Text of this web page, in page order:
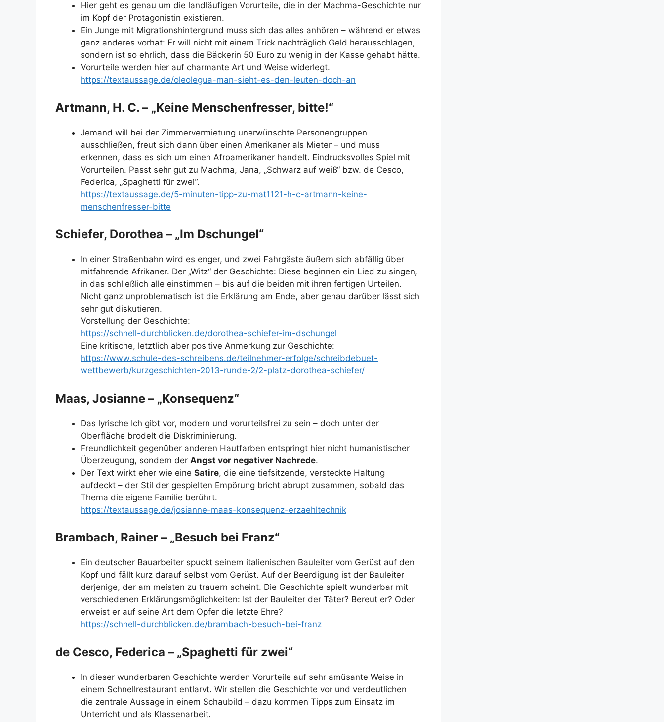
Hier geht es genau um die landläufigen Vorurteile, die in der Machma-Geschichte nur
im Kopf der Protagonistin existieren.
Ein Junge mit Migrationshintergrund muss sich das alles anhören – während er etwas
ganz anderes vorhat: Er will nicht mit einem Trick nachträglich Geld herausschlagen,
sondern ist so ehrlich, dass die Bäckerin 50 Euro zu wenig in der Kasse gehabt hätte.
Vorurteile werden hier auf charmante Art und Weise widerlegt.
https://textaussage.de/oleolegua-man-sieht-es-den-leuten-doch-an
Artmann, H. C. – „Keine Menschenfresser, bitte!“
Jemand will bei der Zimmervermietung unerwünschte Personengruppen
ausschließen, freut sich dann über einen Amerikaner als Mieter – und muss
erkennen, dass es sich um einen Afroamerikaner handelt. Eindrucksvolles Spiel mit
Vorurteilen. Passt sehr gut zu Machma, Jana, „Schwarz auf weiß“ bzw. de Cesco,
Federica, „Spaghetti für zwei“.
https://textaussage.de/5-minuten-tipp-zu-mat1121-h-c-artmann-keine-
menschenfresser-bitte
Schiefer, Dorothea – „Im Dschungel“
In einer Straßenbahn wird es enger, und zwei Fahrgäste äußern sich abfällig über
mitfahrende Afrikaner. Der „Witz“ der Geschichte: Diese beginnen ein Lied zu singen,
in das schließlich alle einstimmen – bis auf die beiden mit ihren fertigen Urteilen.
Nicht ganz unproblematisch ist die Erklärung am Ende, aber genau darüber lässt sich
sehr gut diskutieren.
Vorstellung der Geschichte:
https://schnell-durchblicken.de/dorothea-schiefer-im-dschungel
Eine kritische, letztlich aber positive Anmerkung zur Geschichte:
https://www.schule-des-schreibens.de/teilnehmer-erfolge/schreibdebuet-
wettbewerb/kurzgeschichten-2013-runde-2/2-platz-dorothea-schiefer/
Maas, Josianne – „Konsequenz“
Das lyrische Ich gibt vor, modern und vorurteilsfrei zu sein – doch unter der
Oberfläche brodelt die Diskriminierung.
Freundlichkeit gegenüber anderen Hautfarben entspringt hier nicht humanistischer
Überzeugung, sondern der Angst vor negativer Nachrede.
Der Text wirkt eher wie eine Satire, die eine tiefsitzende, versteckte Haltung
aufdeckt – der Stil der gespielten Empörung bricht abrupt zusammen, sobald das
Thema die eigene Familie berührt.
https://textaussage.de/josianne-maas-konsequenz-erzaehltechnik
Brambach, Rainer – „Besuch bei Franz“
Ein deutscher Bauarbeiter spuckt seinem italienischen Bauleiter vom Gerüst auf den
Kopf und fällt kurz darauf selbst vom Gerüst. Auf der Beerdigung ist der Bauleiter
derjenige, der am meisten zu trauern scheint. Die Geschichte spielt wunderbar mit
verschiedenen Erklärungsmöglichkeiten: Ist der Bauleiter der Täter? Bereut er? Oder
erweist er auf seine Art dem Opfer die letzte Ehre?
https://schnell-durchblicken.de/brambach-besuch-bei-franz
de Cesco, Federica – „Spaghetti für zwei“
In dieser wunderbaren Geschichte werden Vorurteile auf sehr amüsante Weise in
einem Schnellrestaurant entlarvt. Wir stellen die Geschichte vor und verdeutlichen
die zentrale Aussage in einem Schaubild – dazu kommen Tipps zum Einsatz im
Unterricht und als Klassenarbeit.